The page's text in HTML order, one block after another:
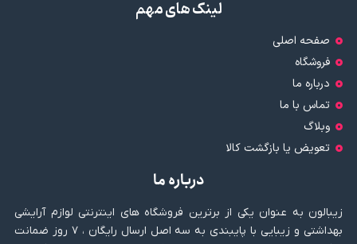
لینک های مهم
صفحه اصلی
فروشگاه
درباره ما
تماس با ما
وبلاگ
تعویض یا بازگشت کالا
درباره ما
زیبالون به عنوان یکی از برترین فروشگاه های اینترنتی لوازم آرایشی
بهداشتی و زیبایی با پایبندی به سه اصل ارسال رایگان ، ۷ روز ضمانت